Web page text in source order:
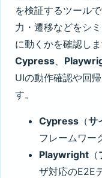
を検証するツール
力・遷移などをシ
に動くかを確認し
Cypress
UIの動作確認や回
す。
Cypress （サ
フレームワー
Playwright （
ザ対応のE2E